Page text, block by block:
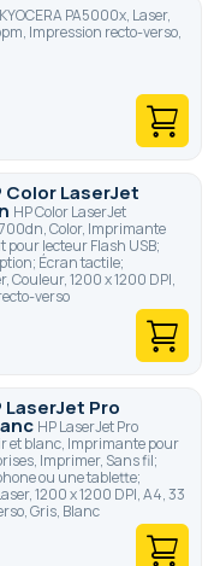
KYOCERA PA5000x, Laser,
Impression recto-verso,
Color LaserJet
HP Color LaserJet
Color, Imprimante
lecteur Flash USB;
Écran tactile;
Couleur, 1200 x 1200 DPI,
verso
LaserJet Pro
HP LaserJet Pro
et blanc, Imprimante pour
Imprimer, Sans fil;
ou une tablette;
1200 x 1200 DPI, A4, 33
Gris, Blanc